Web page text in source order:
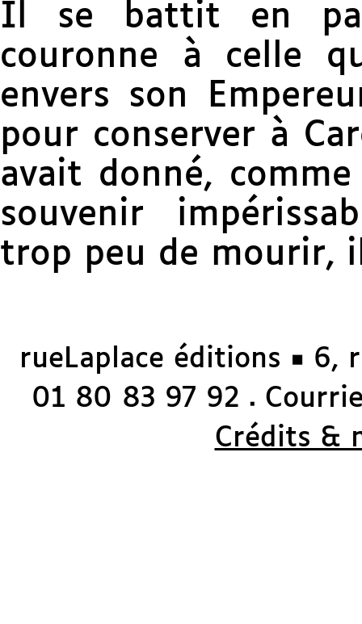
Il se battit en
couronne à celle
envers son
pour conserver à
avait donné,
souvenir
trop peu de mourir,
rueLaplace éditions ◼ 6,
01 80 83 97 92
◼
Crédits &